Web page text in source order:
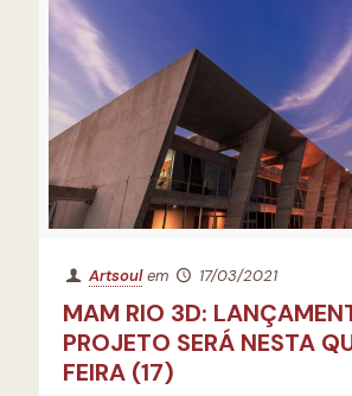
Artsoul em 17/03/2021
MAM RIO 3D:
PROJETO SERÁ NESTA
FEIRA (17)